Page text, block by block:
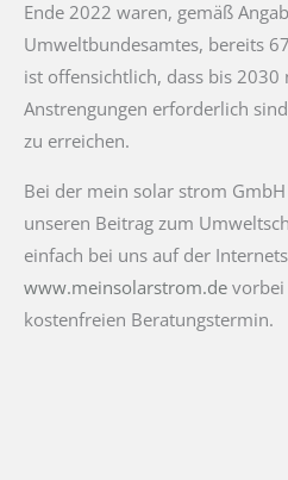
Ende 2022 waren, gemäß
Umweltbundesamtes, bereits
ist offensichtlich, dass bis 2030
Anstrengungen erforderlich
zu erreichen.
Bei der mein solar strom
unseren Beitrag zum
einfach bei uns auf der
www.meinsolarstrom.de vorbei
kostenfreien Beratungstermin.